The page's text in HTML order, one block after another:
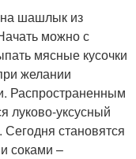
на шашлык из
можно с
мясные кусочки
желании
Распространенным
луково-уксусный
становятся
соками –